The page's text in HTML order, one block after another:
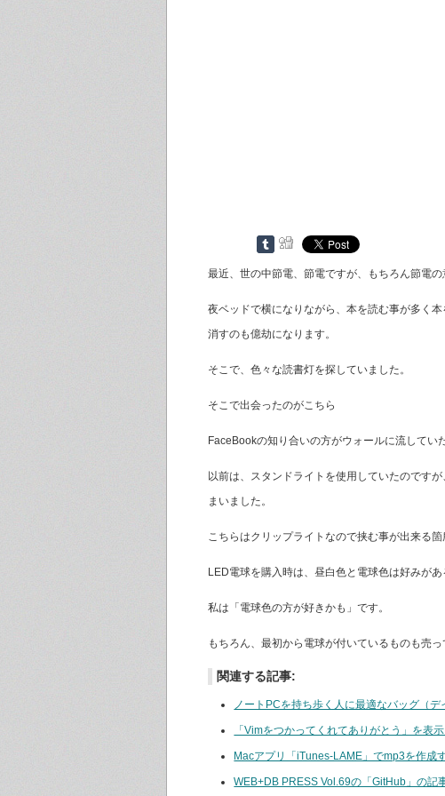
最近、世の中節電、節電ですが、もちろん節電の
夜ベッドで横になりながら、本を読む事が多く
消すのも億劫になります。
そこで、色々な読書灯を探していました。
そこで出会ったのがこちら
FaceBookの知り合いの方がウォールに流してい
以前は、スタンドライトを使用していたのです
まいました。
こちらはクリップライトなので挟む事が出来る
LED電球を購入時は、昼白色と電球色は好みが
私は「電球色の方が好きかも」です。
もちろん、最初から電球が付いているものも売
関連する記事:
ノートPCを持ち歩く人に最適なバッグ（デ
「Vimをつかってくれてありがとう」を表
Macアプリ「iTunes-LAME」でmp3を作成
WEB+DB PRESS Vol.69の「GitHub」の記